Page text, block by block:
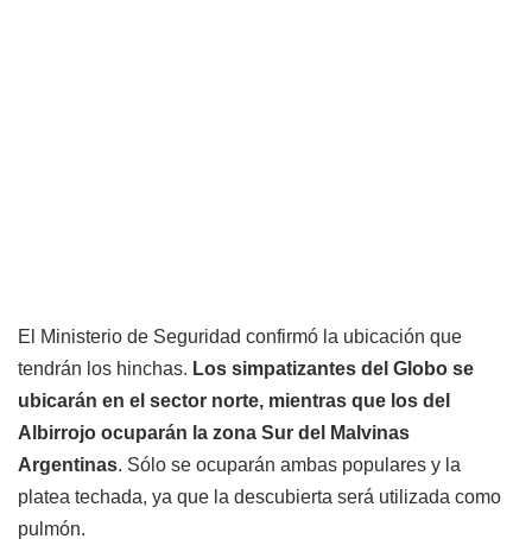
El Ministerio de Seguridad confirmó la ubicación que
tendrán los hinchas. Los simpatizantes del Globo se
ubicarán en el sector norte, mientras que los del
Albirrojo ocuparán la zona Sur del Malvinas
Argentinas. Sólo se ocuparán ambas populares y la
platea techada, ya que la descubierta será utilizada como
pulmón.